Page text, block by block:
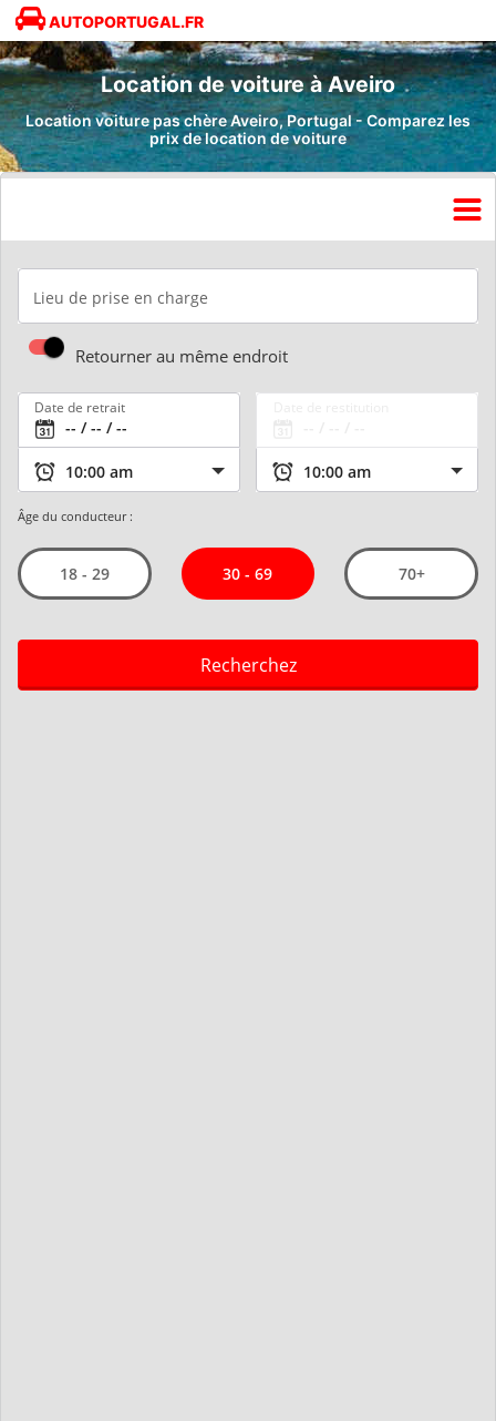
AUTOPORTUGAL.FR
Location de voiture à Aveiro
Location voiture pas chère Aveiro, Portugal - Comparez les
prix de location de voiture
Lieu de prise en charge
Retourner au même endroit
Date de retrait
Âge du conducteur :
18 - 29 30 - 69 70+
Recherchez